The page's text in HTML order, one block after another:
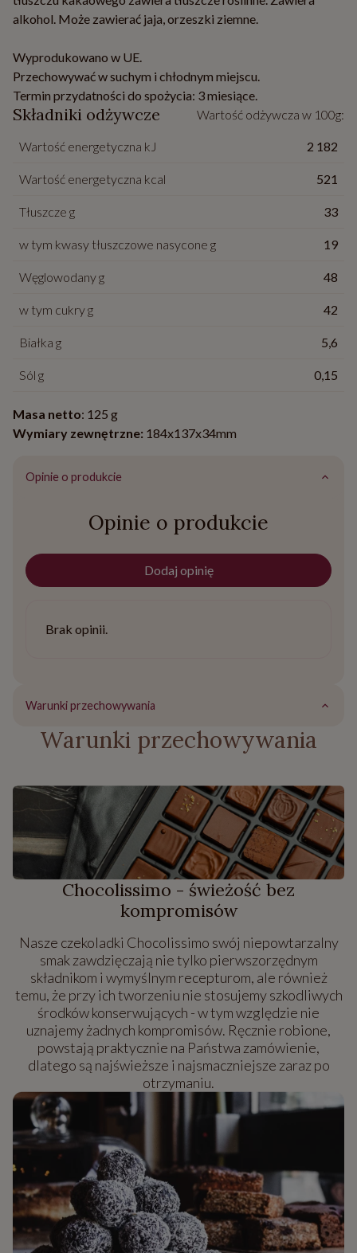
alkohol. Może zawierać jaja, orzeszki ziemne.
Wyprodukowano w UE.
Przechowywać w suchym i chłodnym miejscu.
Termin przydatności do spożycia: 3 miesiące.
Składniki odżywcze Wartość odżywcza w 100g:
Wartość energetyczna kJ 2 182
Wartość energetyczna kcal 521
Tłuszcze g 33
w tym kwasy tłuszczowe nasycone g 19
Węglowodany g 48
w tym cukry g 42
Białka g 5,6
Sól g 0,15
Masa netto: 125 g
Wymiary zewnętrzne: 184x137x34mm
Opinie o produkcie
Opinie o produkcie
Dodaj opinię
Brak opinii.
Warunki przechowywania
Warunki przechowywania
Chocolissimo - świeżość bez
kompromisów
Nasze czekoladki Chocolissimo swój niepowtarzalny
smak zawdzięczają nie tylko pierwszorzędnym
składnikom i wymyślnym recepturom, ale również
temu, że przy ich tworzeniu nie stosujemy szkodliwych
środków konserwujących - w tym względzie nie
uznajemy żadnych kompromisów. Ręcznie robione,
powstają praktycznie na Państwa zamówienie,
dlatego są najświeższe i najsmaczniejsze zaraz po
otrzymaniu.